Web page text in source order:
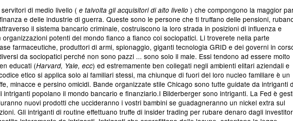
di medio livello ( e talvolta gli acquisitori di alto livello ) che compongono la maggior
e delle industrie di guerra. Queste sono le persone che ti truffano delle pensioni,
il sistema bancario criminale, costruiscono la loro strada in posizioni di influenza e
organizzazioni potenti del mondo fianco a fianco coi sociopatici. Li troverete nella parte
farmaceutiche, produttori di armi, spionaggio, giganti tecnologia GRID e dei governi in
da sociopatici perché non sono pazzi ... sono solo il male. Essi tendono ad essere molto
educati (Harvard, Yale, ecc) ed estremamente ben collegati negli ambienti elitari aziendali e
etico si applica solo ai familiari stessi, ma chiunque di fuori del loro nucleo familiare è un
minacce e persino omicidi. Bande organizzate stile Chicago sono tutte guidate da intriganti
intriganti popolano il mondo bancario e finanziario.I Bilderberger sono intriganti. La Fed è
nuovi prodotti che uccideranno i vostri bambini se guadagneranno un nickel extra sul
Gli intriganti di routine effettuano truffe di insider trading per rubare denaro dagli